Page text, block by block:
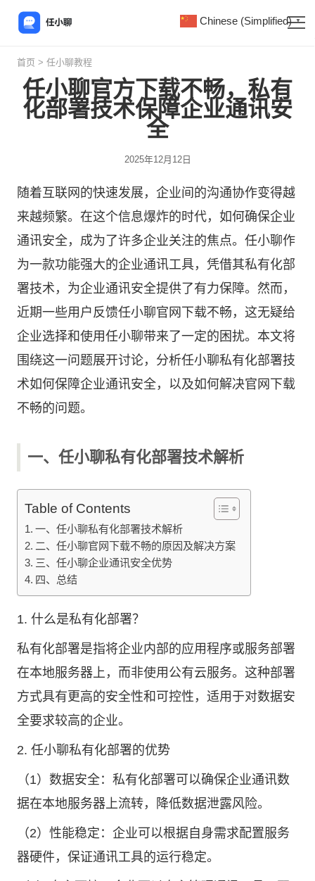
首页 > 任小聊教程
任小聊官方下载不畅，私有
化部署技术保障企业通讯安
全
2025年12月12日
随着互联网的快速发展，企业间的沟通协作变得越
来越频繁。在这个信息爆炸的时代，如何确保企业
通讯安全，成为了许多企业关注的焦点。任小聊作
为一款功能强大的企业通讯工具，凭借其私有化部
署技术，为企业通讯安全提供了有力保障。然而，
近期一些用户反馈任小聊官网下载不畅，这无疑给
企业选择和使用任小聊带来了一定的困扰。本文将
围绕这一问题展开讨论，分析任小聊私有化部署技
术如何保障企业通讯安全，以及如何解决官网下载
不畅的问题。
一、任小聊私有化部署技术解析
Table of Contents
一、任小聊私有化部署技术解析
二、任小聊官网下载不畅的原因及解决方案
三、任小聊企业通讯安全优势
四、总结
1. 什么是私有化部署？
私有化部署是指将企业内部的应用程序或服务部署
在本地服务器上，而非使用公有云服务。这种部署
方式具有更高的安全性和可控性，适用于对数据安
全要求较高的企业。
2. 任小聊私有化部署的优势
（1）数据安全：私有化部署可以确保企业通讯数
据在本地服务器上流转，降低数据泄露风险。
（2）性能稳定：企业可以根据自身需求配置服务
器硬件，保证通讯工具的运行稳定。
Chinese (Simplified) ▼